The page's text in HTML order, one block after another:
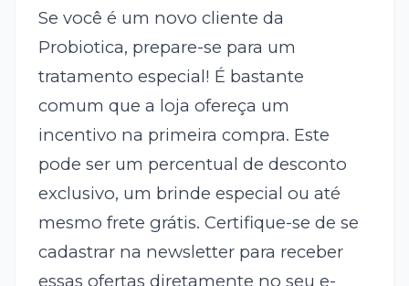
Se você é um novo cliente da
Probiotica, prepare-se para um
tratamento especial! É bastante
comum que a loja ofereça um
incentivo na primeira compra. Este
pode ser um percentual de desconto
exclusivo, um brinde especial ou até
mesmo frete grátis. Certifique-se de se
cadastrar na newsletter para receber
essas ofertas diretamente no seu e-